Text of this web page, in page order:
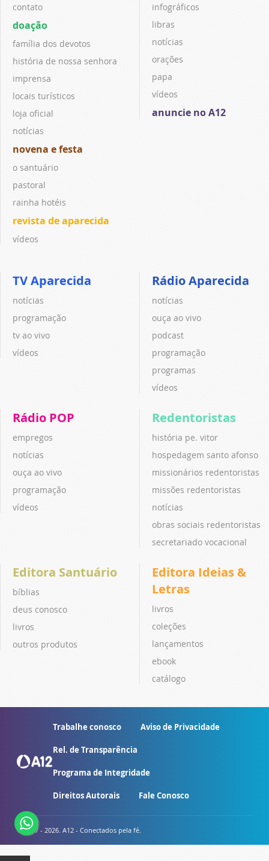
contato
doação
família dos devotos
história de nossa senhora
imprensa
locais turísticos
loja oficial
notícias
novena e festa
o santuário
pastoral
rainha hotéis
revista de aparecida
vídeos
infográficos
libras
notícias
orações
papa
vídeos
anuncie no A12
TV Aparecida
notícias
programação
tv ao vivo
vídeos
Rádio Aparecida
notícias
ouça ao vivo
podcast
programação
programas
vídeos
Rádio POP
empregos
notícias
ouça ao vivo
programação
vídeos
Redentoristas
história pe. vitor
hospedagem santo afonso
missionários redentoristas
missões redentoristas
notícias
obras sociais redentoristas
secretariado vocacional
Editora Santuário
bíblias
deus conosco
livros
outros produtos
Editora Ideias &
Letras
livros
coleções
lançamentos
ebook
catálogo
Trabalhe conosco Aviso de Privacidade
Rel. de Transparência
Programa de Integridade
Direitos Autorais Fale Conosco
© 2007 - 2026. A12 - Conectados pela fé.